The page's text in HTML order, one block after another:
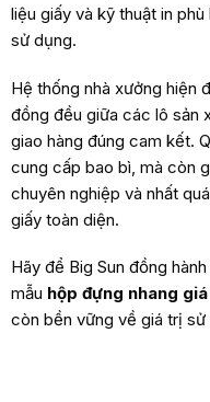
liệu giấy và kỹ thuật in
sử dụng.
Hệ thống nhà xưởng hiện
đồng đều giữa các lô sản
giao hàng đúng cam kết.
cung cấp bao bì, mà còn
chuyên nghiệp và nhất
giấy toàn diện.
Hãy để Big Sun đồng
mẫu hộp đựng nhang
còn bền vững về giá trị sử